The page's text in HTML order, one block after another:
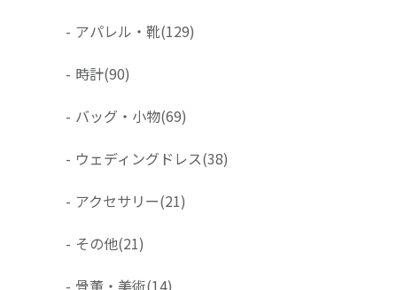
- アパレル・靴(129)
- 時計(90)
- バッグ・小物(69)
- ウェディングドレス(38)
- アクセサリー(21)
- その他(21)
- 骨董・美術(14)